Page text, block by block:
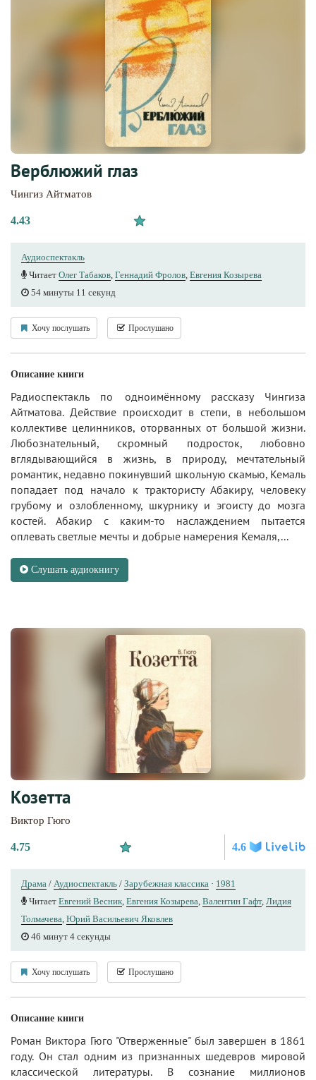
Верблюжий глаз
Чингиз Айтматов
4.43
Аудиоспектакль
Читает Олег Табаков, Геннадий Фролов, Евгения Козырева
54 минуты 11 секунд
Хочу послушать Прослушано
Описание книги
Радиоспектакль по одноимённому рассказу Чингиза
Айтматова. Действие происходит в степи, в небольшом
коллективе целинников, оторванных от большой жизни.
Любознательный, скромный подросток, любовно
вглядывающийся в жизнь, в природу, мечтательный
романтик, недавно покинувший школьную скамью, Кемаль
попадает под начало к трактористу Абакиру, человеку
грубому и озлобленному, шкурнику и эгоисту до мозга
костей. Абакир с каким-то наслаждением пытается
оплевать светлые мечты и добрые намерения Кемаля,...
Слушать аудиокнигу
Козетта
Виктор Гюго
4.75 4.6
Драма / Аудиоспектакль / Зарубежная классика · 1981
Читает Евгений Весник Евгения Козырева Валентин Гафт, Лидия
Толмачева Юрий Вacильeвич Яковлев
46 минут 4 секунды
Хочу послушать Прослушано
Описание книги
Роман Виктора Гюго "Отверженные" был завершен в 1861
году. Он стал одним из признанных шедевров мировой
классической литературы. В сознание миллионов